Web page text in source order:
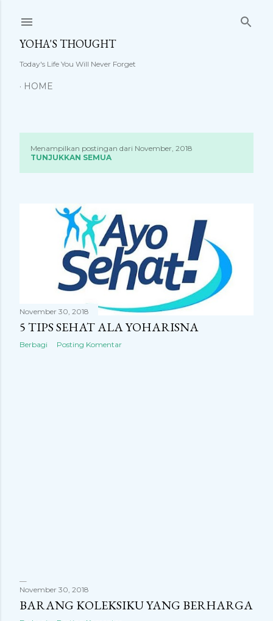
YOHA'S THOUGHT
Today's Life You Will Never Forget
HOME
g
a
n
Menampilkan postingan dari November, 2018
TUNJUKKAN SEMUA
November 30, 2018
5 TIPS SEHAT ALA YOHARISNA
Berbagi Posting Komentar
November 30, 2018
BARANG KOLEKSIKU YANG BERHARGA